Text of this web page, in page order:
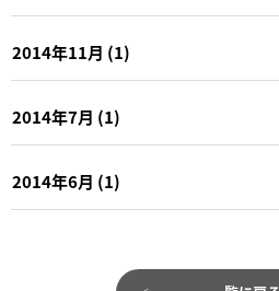
2014年11月 (1)
2014年7月 (1)
2014年6月 (1)